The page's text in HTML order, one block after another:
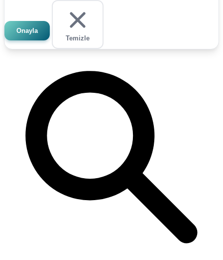
Onayla
Temizle